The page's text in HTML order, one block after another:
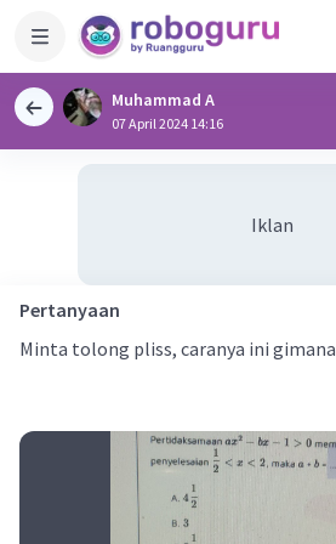
Muhammad A
07 April 2024 14:16
Iklan
Pertanyaan
Minta tolong pliss, caranya ini gimana